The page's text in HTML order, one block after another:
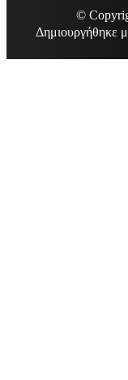
©
Δημιουργήθηκε